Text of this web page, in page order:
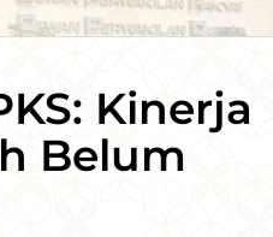
Kinerja
Belum